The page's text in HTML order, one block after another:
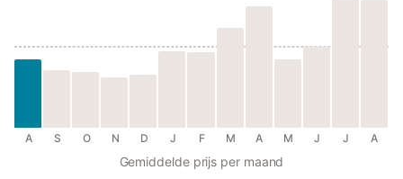
A S O N D J F M A M J J A
Gemiddelde prijs per maand